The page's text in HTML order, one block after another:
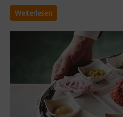
Weiterlesen